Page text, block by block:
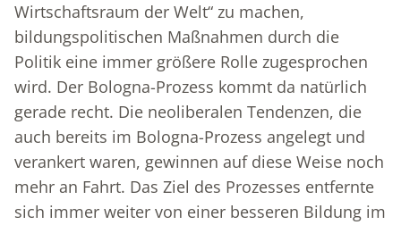
Wirtschaftsraum der Welt“ zu machen,
bildungspolitischen Maßnahmen durch die
Politik eine immer größere Rolle zugesprochen
wird. Der Bologna-Prozess kommt da natürlich
gerade recht. Die neoliberalen Tendenzen, die
auch bereits im Bologna-Prozess angelegt und
verankert waren, gewinnen auf diese Weise noch
mehr an Fahrt. Das Ziel des Prozesses entfernte
sich immer weiter von einer besseren Bildung im